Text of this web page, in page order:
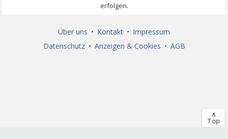
Über uns • Kontakt • Impressum
Datenschutz • Anzeigen & Cookies • AGB
∧
Top